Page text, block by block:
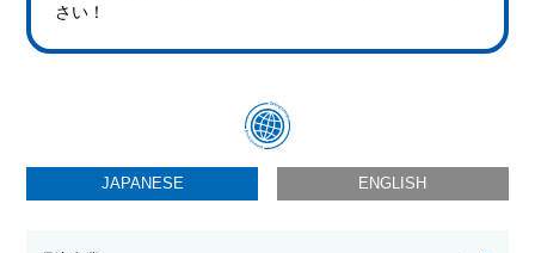
さい！
JAPANESE ENGLISH